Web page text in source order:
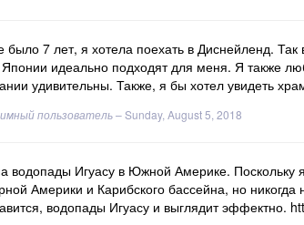
было 7 лет, я хотела поехать в Диснейленд.
идеально подходят для меня. Я также
удивительны. Также, я бы хотел увидеть
пользователь–Sunday, August 5, 2018
водопады Игуасу в Южной Америке.
Америки и Карибского бассейна, но
водопады Игуасу и выглядит эффектно.